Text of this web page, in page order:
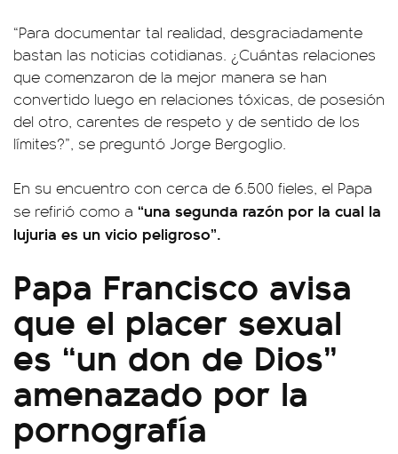
“Para documentar tal realidad, desgraciadamente
bastan las noticias cotidianas. ¿Cuántas relaciones
que comenzaron de la mejor manera se han
convertido luego en relaciones tóxicas, de posesión
del otro, carentes de respeto y de sentido de los
límites?”, se preguntó Jorge Bergoglio.
En su encuentro con cerca de 6.500 fieles, el Papa
se refirió como a “una segunda razón por la cual la
lujuria es un vicio peligroso”.
Papa Francisco avisa
que el placer sexual
es “un don de Dios”
amenazado por la
pornografía